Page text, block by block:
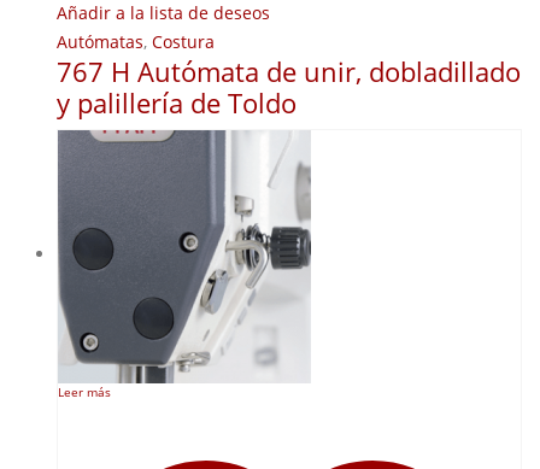
Añadir a la lista de deseos
Autómatas, Costura
767 H Autómata de unir, dobladillado
y palillería de Toldo
Leer más